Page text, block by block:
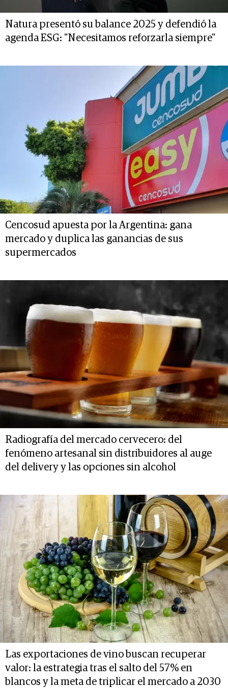
Natura presentó su balance 2025 y defendió la
agenda ESG: "Necesitamos reforzarla siempre"
Cencosud apuesta por la Argentina: gana
mercado y duplica las ganancias de sus
supermercados
Radiografía del mercado cervecero: del
fenómeno artesanal sin distribuidores al auge
del delivery y las opciones sin alcohol
Las exportaciones de vino buscan recuperar
valor: la estrategia tras el salto del 57% en
blancos y la meta de triplicar el mercado a 2030